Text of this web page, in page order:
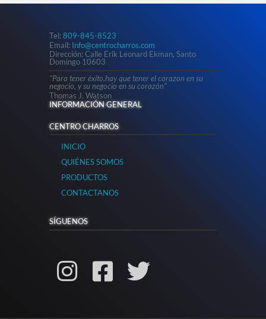
Tel:809-845-8523
Email: Info@centrocharros.com
Dirección: Calle Erik Leonard Ekman, Santo
Domingo 10603
"Para tener éxito,hay que tener el corazon en su
negocio, y su negocio en su corazón"
Thomas J. Watson
INFORMACIÓN GENERAL
CENTRO CHARROS
INICIO
QUIÉNES SOMOS
PRODUCTOS
CONTACTANOS
SÍGUENOS